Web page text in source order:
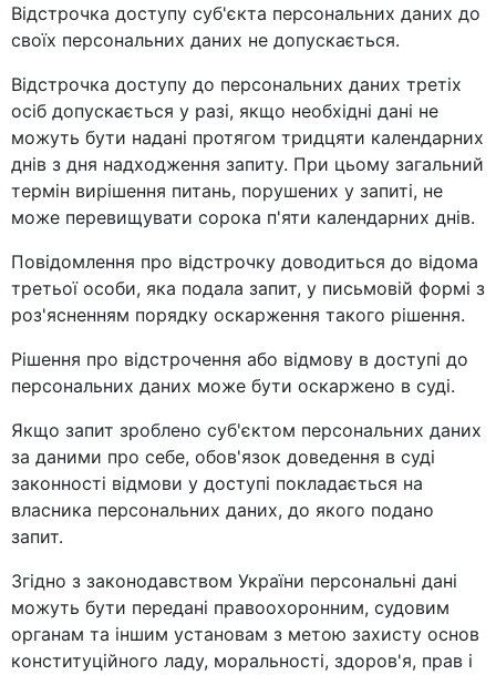
Відстрочка доступу суб'єкта персональних даних до
своїх персональних даних не допускається.
Відстрочка доступу до персональних даних третіх
осіб допускається у разі, якщо необхідні дані не
можуть бути надані протягом тридцяти календарних
днів з дня надходження запиту. При цьому загальний
термін вирішення питань, порушених у запиті, не
може перевищувати сорока п'яти календарних днів.
Повідомлення про відстрочку доводиться до відома
третьої особи, яка подала запит, у письмовій формі з
роз'ясненням порядку оскарження такого рішення.
Рішення про відстрочення або відмову в доступі до
персональних даних може бути оскаржено в суді.
Якщо запит зроблено суб'єктом персональних даних
за даними про себе, обов'язок доведення в суді
законності відмови у доступі покладається на
власника персональних даних, до якого подано
запит.
Згідно з законодавством України персональні дані
можуть бути передані правоохоронним, судовим
органам та іншим установам з метою захисту основ
конституційного ладу, моральності, здоров'я, прав і